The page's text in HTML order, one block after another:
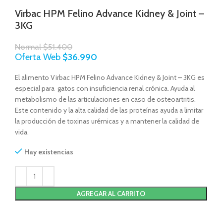
Virbac HPM Felino Advance Kidney & Joint –
3KG
Normal$51.400
Oferta Web $36.990
El alimento Virbac HPM Felino Advance Kidney & Joint – 3KG es
especial para gatos con insuficiencia renal crónica. Ayuda al
metabolismo de las articulaciones en caso de osteoartritis.
Este contenido y la alta calidad de las proteínas ayuda a limitar
la producción de toxinas urémicas y a mantener la calidad de
vida.
Hay existencias
AGREGAR AL CARRITO